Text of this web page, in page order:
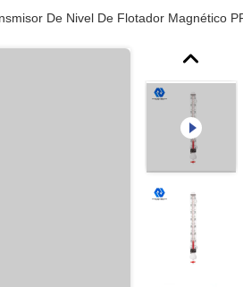
De Nivel De Flotador Magnético